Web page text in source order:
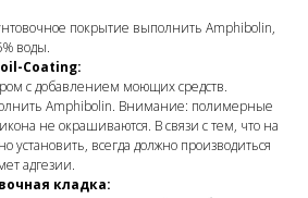
покрытие выполнить Amphibolin,
воды.
Coating:
с добавлением моющих средств.
Amphibolin. Внимание: полимерные
не окрашиваются. В связи с тем, что на
установить, всегда должно производиться
адгезии.
кладка: